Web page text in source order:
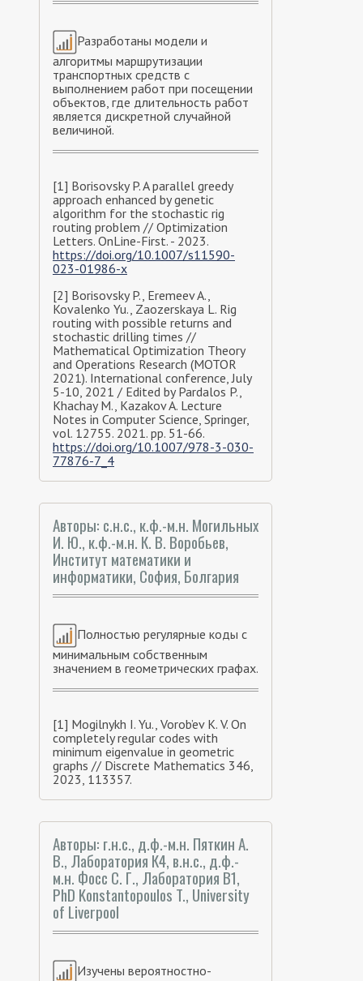
Разработаны модели и
алгоритмы маршрутизации
транспортных средств с
выполнением работ при посещении
объектов, где длительность работ
является дискретной случайной
величиной.
[1] Borisovsky P. A parallel greedy
approach enhanced by genetic
algorithm for the stochastic rig
routing problem // Optimization
Letters. OnLine-First. - 2023.
https://doi.org/10.1007/s11590-
023-01986-x
[2] Borisovsky P., Eremeev A.,
Kovalenko Yu., Zaozerskaya L. Rig
routing with possible returns and
stochastic drilling times //
Mathematical Optimization Theory
and Operations Research (MOTOR
2021). International conference, July
5-10, 2021 / Edited by Pardalos P.,
Khachay M., Kazakov A. Lecture
Notes in Computer Science, Springer,
vol. 12755. 2021. pp. 51-66.
https://doi.org/10.1007/978-3-030-
77876-7_4
Авторы: с.н.с., к.ф.-м.н. Могильных
И. Ю., к.ф.-м.н. К. В. Воробьев,
Институт математики и
информатики, София, Болгария
Полностью регулярные коды с
минимальным собственным
значением в геометрических графах.
[1] Mogilnykh I. Yu., Vorob’ev K. V. On
completely regular codes with
minimum eigenvalue in geometric
graphs // Discrete Mathematics 346,
2023, 113357.
Авторы: г.н.с., д.ф.-м.н. Пяткин А.
В., Лаборатория К4, в.н.с., д.ф.-
м.н. Фосс С. Г., Лаборатория В1,
PhD Konstantopoulos T., University
of Liverpool
Изучены вероятностно-